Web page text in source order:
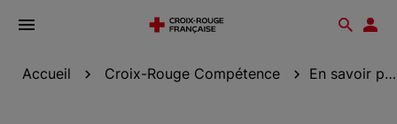
Ouvrir
Accueil Croix-Rouge Compétence En savoir plus sur Croix-Rouge Compétence